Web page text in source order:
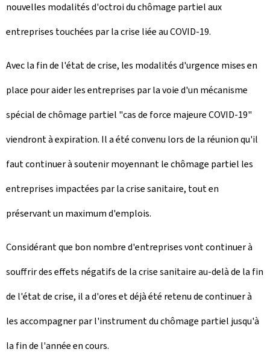
nouvelles modalités d'octroi du chômage partiel aux
entreprises touchées par la crise liée au COVID-19.
Avec la fin de l'état de crise, les modalités d'urgence mises en
place pour aider les entreprises par la voie d'un mécanisme
spécial de chômage partiel "cas de force majeure COVID-19"
viendront à expiration. Il a été convenu lors de la réunion qu'il
faut continuer à soutenir moyennant le chômage partiel les
entreprises impactées par la crise sanitaire, tout en
préservant un maximum d'emplois.
Considérant que bon nombre d'entreprises vont continuer à
souffrir des effets négatifs de la crise sanitaire au-delà de la fin
de l'état de crise, il a d'ores et déjà été retenu de continuer à
les accompagner par l'instrument du chômage partiel jusqu'à
la fin de l'année en cours.